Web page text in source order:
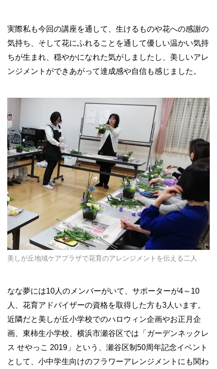
実際私も今回の講座を通して、生けるものや花への感謝の
気持ち、そして花にふれることを通して優しい温かい気持
ちが生まれ、穏やかになれた気がしましたし、美しいアレ
ンジメントができあがって達成感や自信も感じました。
美しが丘地域ケアプラザで花育のアレンジメントを伝える二人
なな夢には10人のメンバーがいて、サポーターが4～10
人、花育アドバイザーの資格を取得した方も3人います。
近隣だと美しが丘小学校でのハロウィン企画やお正月企
画、東柿生小学校、横浜市瀬谷区では「ガーデンネックレ
ス せやっこ 2019」という、瀬谷区制50周年記念イベント
として、小中学生向けのフラワーアレンジメントにも関わ